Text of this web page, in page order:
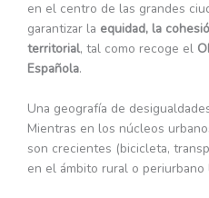
en el centro de las grandes
garantizar la equidad, la
territorial, tal como recoge el
Española.
Una geografía de
Mientras en los núcleos
son crecientes (bicicleta,
en el ámbito rural o